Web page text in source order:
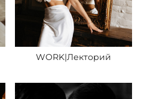
WORK|Лекторий